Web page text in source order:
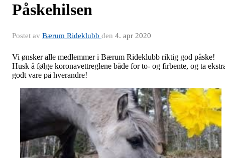
Påskehilsen
Postet av Bærum Rideklubb den 4. apr 2020
Vi ønsker alle medlemmer i Bærum Rideklubb riktig god påske!
Husk å følge koronavettreglene både for to- og firbente, og ta
godt vare på hverandre!